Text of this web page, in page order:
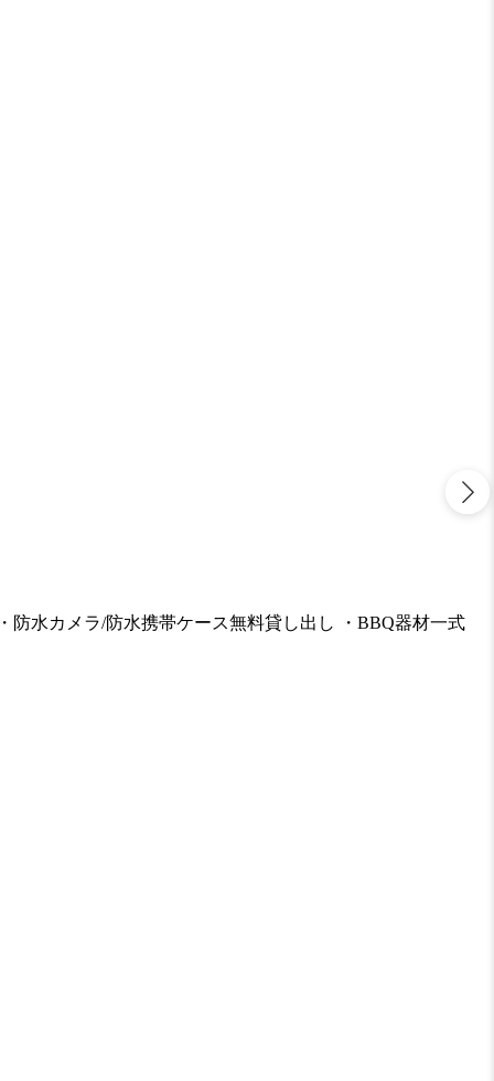
水カメラ/防水携帯ケース無料貸し出し ・BBQ器材一式